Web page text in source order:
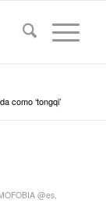
como ‘tongqi’
@es,